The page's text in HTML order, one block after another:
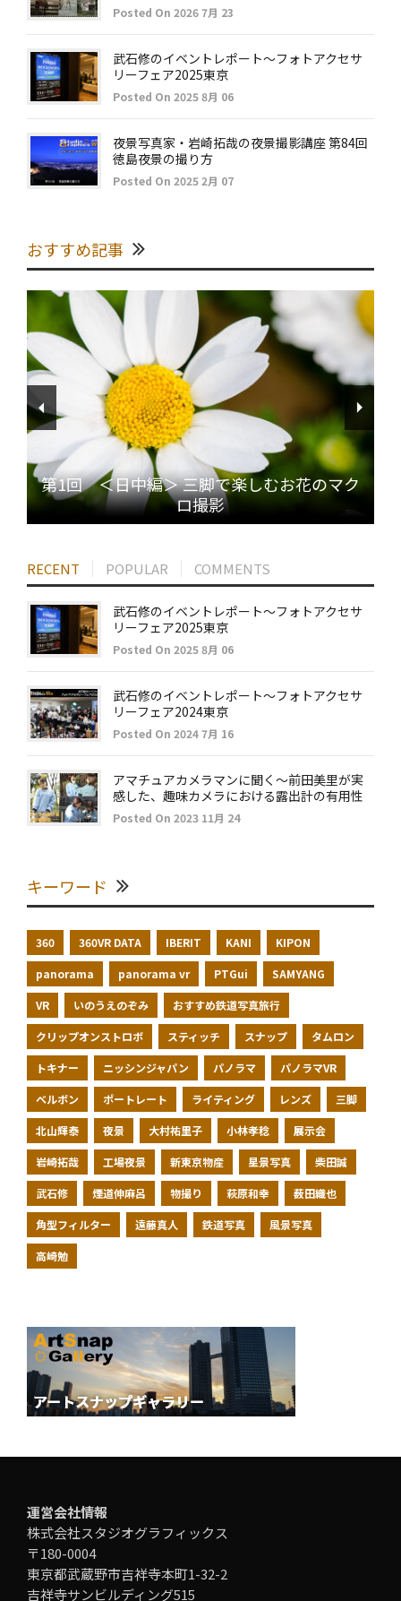
Posted On 2026 7月 23
武石修のイベントレポート～フォトアクセサ
リーフェア2025東京
Posted On 2025 8月 06
夜景写真家・岩崎拓哉の夜景撮影講座 第84回
徳島夜景の撮り方
Posted On 2025 2月 07
おすすめ記事
第1回 ＜日中編＞ 三脚で楽しむお花のマク
ロ撮影
RECENT POPULAR COMMENTS
武石修のイベントレポート～フォトアクセサ
リーフェア2025東京
Posted On 2025 8月 06
武石修のイベントレポート～フォトアクセサ
リーフェア2024東京
Posted On 2024 7月 16
アマチュアカメラマンに聞く～前田美里が実
感した、趣味カメラにおける露出計の有用性
Posted On 2023 11月 24
キーワード
360 360VR DATA IBERIT KANI KIPON
panorama panorama vr PTGui SAMYANG
VR いのうえのぞみ おすすめ鉄道写真旅行
クリップオンストロボ スティッチ スナップ タムロン
トキナー ニッシンジャパン パノラマ パノラマVR
ベルボン ポートレート ライティング レンズ 三脚
北山輝泰 夜景 大村祐里子 小林孝稔 展示会
岩崎拓哉 工場夜景 新東京物産 星景写真 柴田誠
武石修 煙道伸麻呂 物撮り 萩原和幸 薮田織也
角型フィルター 遠藤真人 鉄道写真 風景写真
高崎勉
運営会社情報
株式会社スタジオグラフィックス
〒180-0004
東京都武蔵野市吉祥寺本町1-32-2
吉祥寺サンビルディング515